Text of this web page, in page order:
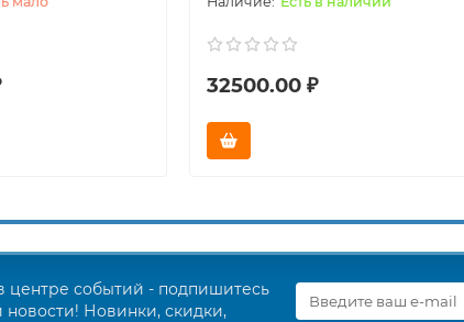
32500.00 ₽
центре событий - подпишитесь
новости! Новинки, скидки,